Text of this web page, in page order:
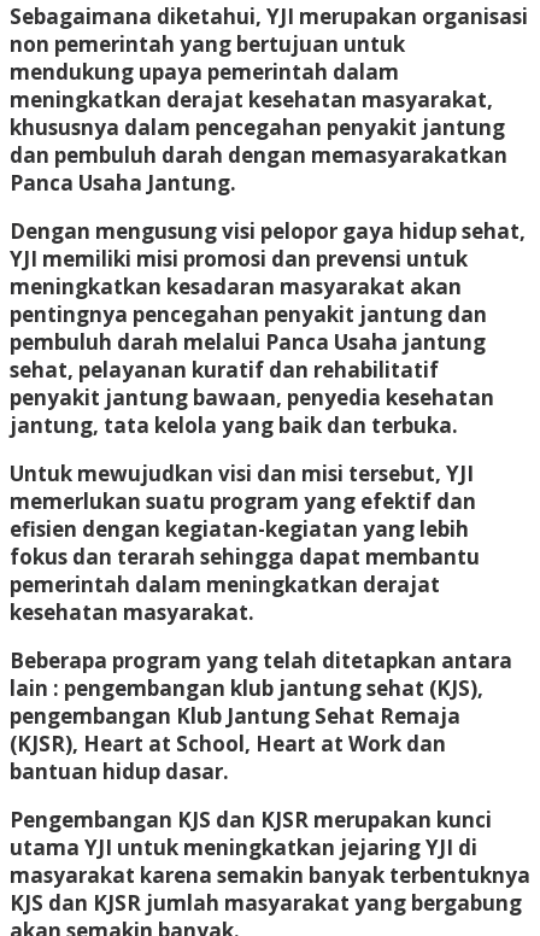
Sebagaimana diketahui, YJI merupakan organisasi
non pemerintah yang bertujuan untuk
mendukung upaya pemerintah dalam
meningkatkan derajat kesehatan masyarakat,
khususnya dalam pencegahan penyakit jantung
dan pembuluh darah dengan memasyarakatkan
Panca Usaha Jantung.
Dengan mengusung visi pelopor gaya hidup sehat,
YJI memiliki misi promosi dan prevensi untuk
meningkatkan kesadaran masyarakat akan
pentingnya pencegahan penyakit jantung dan
pembuluh darah melalui Panca Usaha jantung
sehat, pelayanan kuratif dan rehabilitatif
penyakit jantung bawaan, penyedia kesehatan
jantung, tata kelola yang baik dan terbuka.
Untuk mewujudkan visi dan misi tersebut, YJI
memerlukan suatu program yang efektif dan
efisien dengan kegiatan-kegiatan yang lebih
fokus dan terarah sehingga dapat membantu
pemerintah dalam meningkatkan derajat
kesehatan masyarakat.
Beberapa program yang telah ditetapkan antara
lain : pengembangan klub jantung sehat (KJS),
pengembangan Klub Jantung Sehat Remaja
(KJSR), Heart at School, Heart at Work dan
bantuan hidup dasar.
Pengembangan KJS dan KJSR merupakan kunci
utama YJI untuk meningkatkan jejaring YJI di
masyarakat karena semakin banyak terbentuknya
KJS dan KJSR jumlah masyarakat yang bergabung
akan semakin banyak.